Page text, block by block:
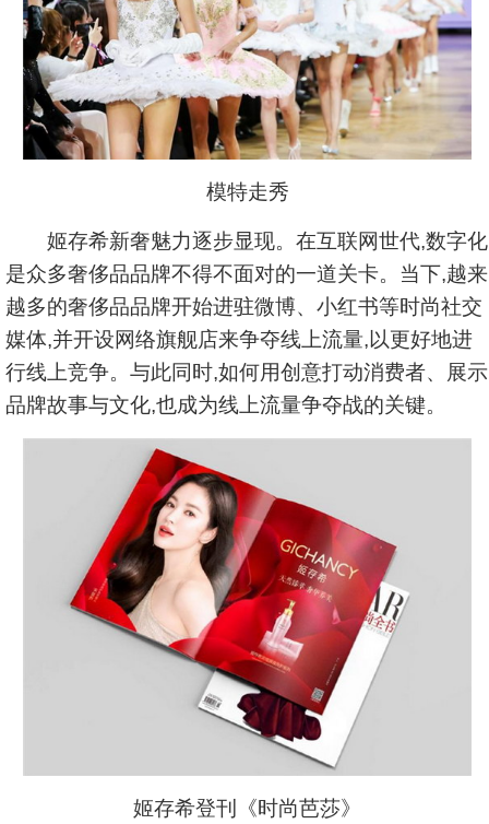
模特走秀
姬存希新奢魅力逐步显现。在互联网世代,数字化
是众多奢侈品品牌不得不面对的一道关卡。当下,越来
越多的奢侈品品牌开始进驻微博、小红书等时尚社交
媒体,并开设网络旗舰店来争夺线上流量,以更好地进
行线上竞争。与此同时,如何用创意打动消费者、展示
品牌故事与文化,也成为线上流量争夺战的关键。
姬存希登刊《时尚芭莎》